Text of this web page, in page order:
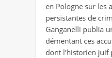
en Pologne sur les
persistantes de
Ganganelli publia
démentant ces
dont l'historien juif